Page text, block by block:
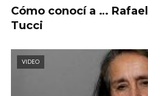
Cómo conocí a …
Tucci
VIDEO